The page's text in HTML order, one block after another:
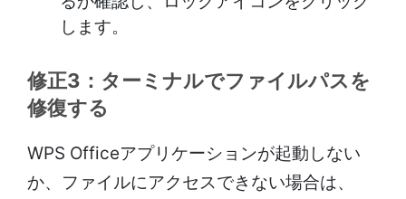
します。
修正3：ターミナルでファイルパスを
修復する
WPS Officeアプリケーションが起動しない
か、ファイルにアクセスできない場合は、